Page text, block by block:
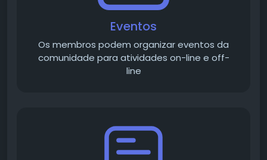
Eventos
Os membros podem organizar eventos da
comunidade para atividades on-line e off-
line